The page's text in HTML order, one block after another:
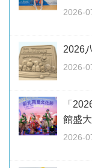
2026-
2026
2026-
「
館盛
2026-